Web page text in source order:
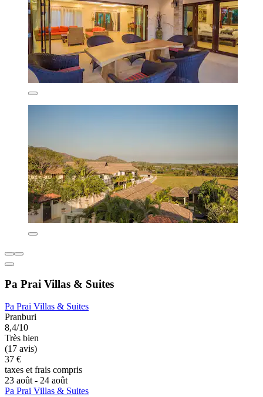
Pa Prai Villas & Suites
Pa Prai Villas & Suites
Pranburi
8,4/10
Très bien
(17 avis)
37 €
taxes et frais compris
23 août - 24 août
Pa Prai Villas & Suites